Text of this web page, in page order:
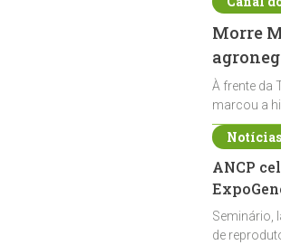
Morre
À frente da
marcou a
ANCP
Seminário,
de